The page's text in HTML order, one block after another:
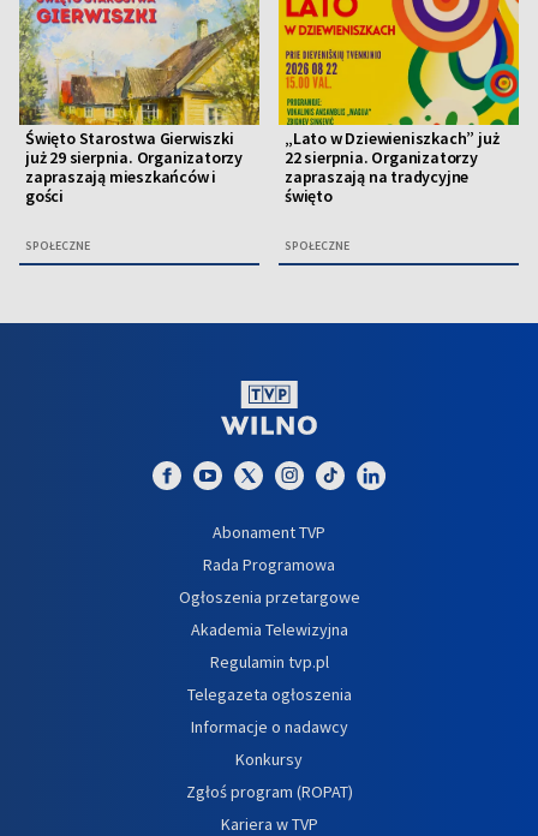
Święto Starostwa Gierwiszki
już 29 sierpnia. Organizatorzy
zapraszają mieszkańców i
gości
SPOŁECZNE
„Lato w Dziewieniszkach” już
22 sierpnia. Organizatorzy
zapraszają na tradycyjne
święto
SPOŁECZNE
Abonament TVP
Rada Programowa
Ogłoszenia przetargowe
Akademia Telewizyjna
Regulamin tvp.pl
Telegazeta ogłoszenia
Informacje o nadawcy
Konkursy
Zgłoś program (ROPAT)
Kariera w TVP